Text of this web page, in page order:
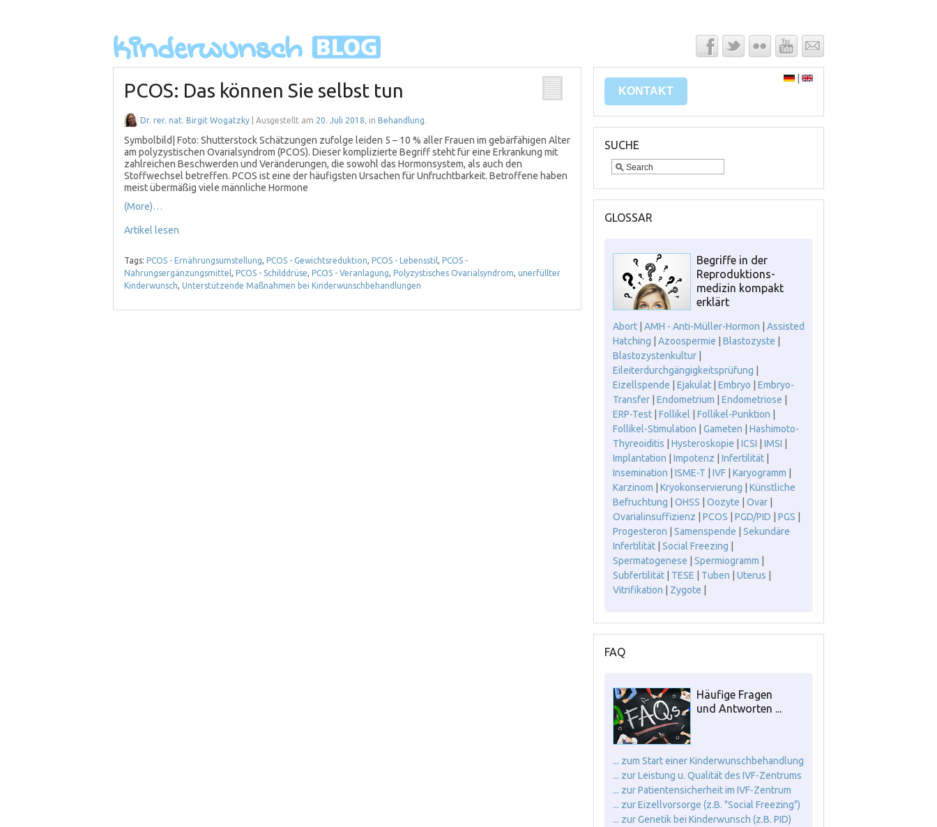
PCOS: Das können Sie selbst tun
Dr. rer. nat. Birgit Wogatzky | Ausgestellt am 20. Juli 2018, in Behandlung.
Symbolbild| Foto: Shutterstock Schätzungen zufolge leiden 5 – 10 % aller Frauen im gebärfähigen Alter
am polyzystischen Ovarialsyndrom (PCOS). Dieser komplizierte Begriff steht für eine Erkrankung mit
zahlreichen Beschwerden und Veränderungen, die sowohl das Hormonsystem, als auch den
Stoffwechsel betreffen. PCOS ist eine der häufigsten Ursachen für Unfruchtbarkeit. Betroffene haben
meist übermäßig viele männliche Hormone
(More)…
Artikel lesen
Tags: PCOS - Ernährungsumstellung, PCOS - Gewichtsreduktion, PCOS - Lebensstil, PCOS -
Nahrungsergänzungsmittel, PCOS - Schilddrüse, PCOS - Veranlagung, Polyzystisches Ovarialsyndrom, unerfüllter
Kinderwunsch, Unterstützende Maßnahmen bei Kinderwunschbehandlungen
KONTAKT
SUCHE
GLOSSAR
Begriffe in der
Reproduktions-
medizin kompakt
erklärt
Abort| AMH - Anti-Müller-Hormon
Assisted
Hatching
Azoospermie Blastozyste
Blastozystenkultur|
Eileiterdurchgängigkeitsprüfung
Eizellspende
Ejakulat| Embryo
Embryo-
Transfer| Endometrium Endometriose
ERP-Test| Follikel Follikel-Punktion
Follikel-Stimulation
Gameten
Hashimoto-
Thyreoiditis
Hysteroskopie ICSI IMSI
Implantation
Impotenz Infertilität|
Insemination
ISME-T IVF| Karyogramm
Karzinom
Kryokonservierung
Künstliche
Befruchtung
OHSS Oozyte Ovar|
Ovarialinsuffizienz
PCOS PGD/PID PGS
Progesteron
Samenspende
Sekundäre
Infertilität| Social Freezing
Spermatogenese
Spermiogramm
Subfertilität| TESE Tuben Uterus
Vitrifikation
Zygote
FAQ
Häufige Fragen
und Antworten ...
... zum Start einer Kinderwunschbehandlung
... zur Leistung u. Qualität des IVF-Zentrums
... zur Patientensicherheit im IVF-Zentrum
... zur Eizellvorsorge (z.B. "Social Freezing")
... zur Genetik bei Kinderwunsch (z.B. PID)